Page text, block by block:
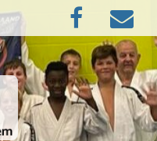
FacebookE-
mail